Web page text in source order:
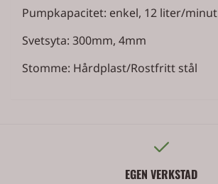
Pumpkapacitet: enkel, 12 liter/minut
Svetsyta: 300mm, 4mm
Stomme: Hårdplast/Rostfritt stål
EGEN VERKSTAD